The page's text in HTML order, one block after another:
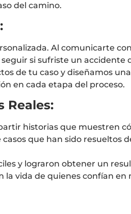
del camino.
Al comunicarte con
si sufriste un accidente
de tu caso y diseñamos
en cada etapa del proceso.
Reales:
historias que muestren
que han sido resueltos
y lograron obtener un
la vida de quienes confían en